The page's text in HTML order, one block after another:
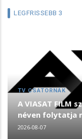
LEGFRISSEBB 3
TV CSATORNÁK
A VIASAT FILM
néven folytatja
2026-08-07